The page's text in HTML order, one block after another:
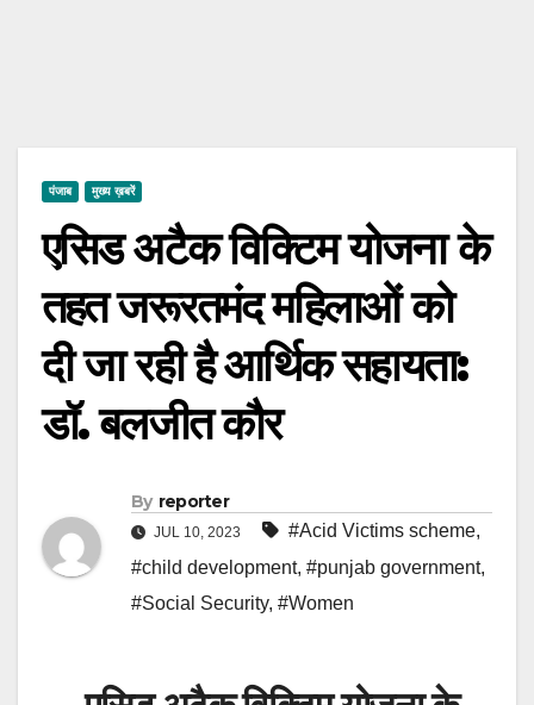
पंजाब मुख्य ख़बरें
एसिड अटैक विक्टिम योजना के
तहत जरूरतमंद महिलाओं को
दी जा रही है आर्थिक सहायता:
डॉ. बलजीत कौर
By reporter
JUL 10, 2023 #Acid Victims scheme,
#child development, #punjab government,
#Social Security, #Women